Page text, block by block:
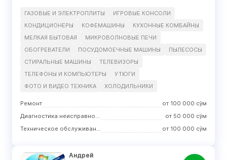
ГАЗОВЫЕ И ЭЛЕКТРОПЛИТЫ
ИГРОВЫЕ КОНСОЛИ
КОНДИЦИОНЕРЫ
КОФЕМАШИНЫ
КУХОННЫЕ КОМБАЙНЫ
МЕЛКАЯ БЫТОВАЯ
МИКРОВОЛНОВЫЕ ПЕЧИ
ОБОГРЕВАТЕЛИ
ПОСУДОМОЕЧНЫЕ МАШИНЫ
ПЫЛЕСОСЫ
СТИРАЛЬНЫЕ МАШИНЫ
ТЕЛЕВИЗОРЫ
ТЕЛЕФОНЫ И КОМПЬЮТЕРЫ
УТЮГИ
ФОТО И ВИДЕО ТЕХНИКА
ХОЛОДИЛЬНИКИ
Ремонт от 100 000 сўм
Диагностика неисправности
от 50 000 сўм
Техническое обслуживание и профилактика
от 100 000 сўм
Андрей